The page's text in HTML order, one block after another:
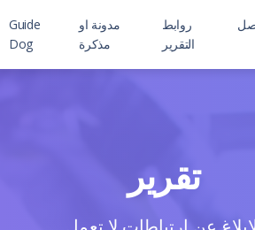
Guide
Dog
مدونة او
مذكرة
روابط
التقرير
تقرير